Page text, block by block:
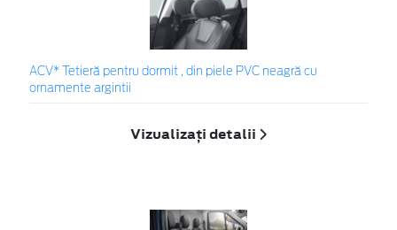
ACV* Tetieră pentru dormit , din piele PVC neagră cu
ornamente argintii
Vizualizați detalii